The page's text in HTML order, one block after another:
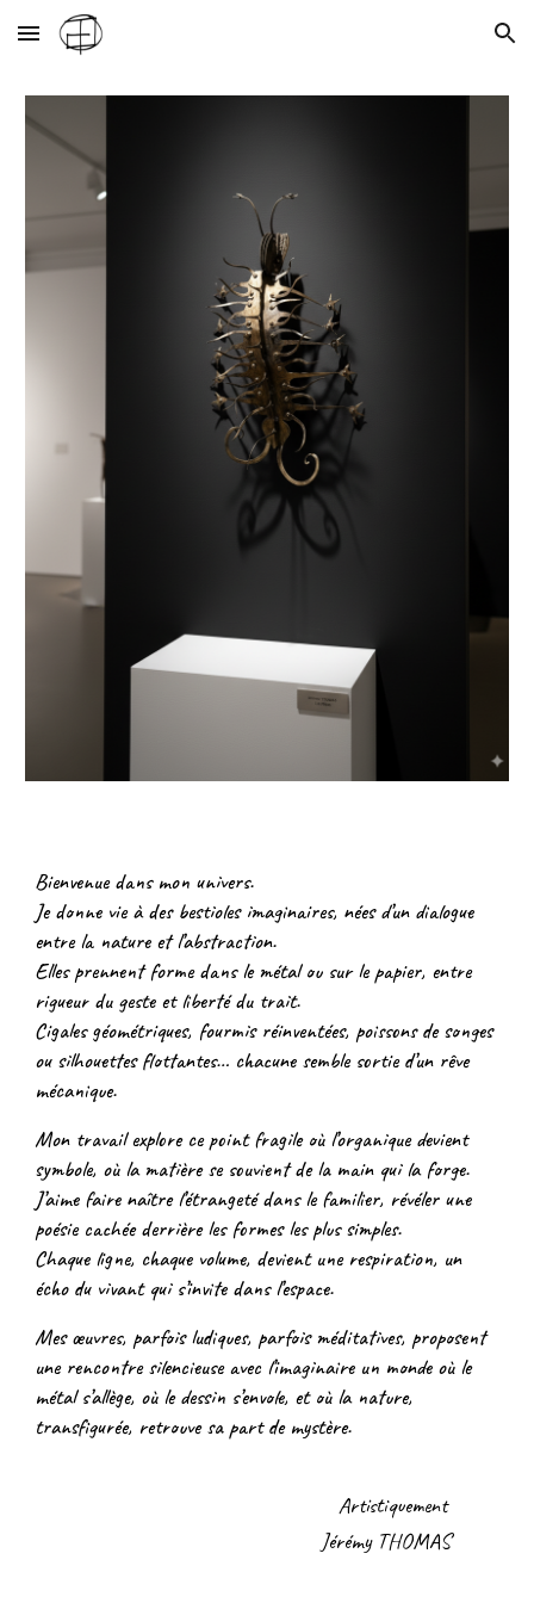
Skip to main content Skip to navigation
Bienvenue dans mon univers.
Je donne vie à des bestioles imaginaires, nées d’un dialogue
entre la nature et l’abstraction.
Elles prennent forme dans le métal ou sur le papier, entre
rigueur du geste et liberté du trait.
Cigales géométriques, fourmis réinventées, poissons de songes
ou silhouettes flottantes… chacune semble sortie d’un rêve
mécanique.
Mon travail explore ce point fragile où l’organique devient
symbole, où la matière se souvient de la main qui la forge.
J’aime faire naître l’étrangeté dans le familier, révéler une
poésie cachée derrière les formes les plus simples.
Chaque ligne, chaque volume, devient une respiration, un
écho du vivant qui s’invite dans l’espace.
Mes œuvres, parfois ludiques, parfois méditatives, proposent
une rencontre silencieuse avec l’imaginaire un monde où le
métal s’allège, où le dessin s’envole, et où la nature,
transfigurée, retrouve sa part de mystère.
Artistiquement
Jérémy THOMAS